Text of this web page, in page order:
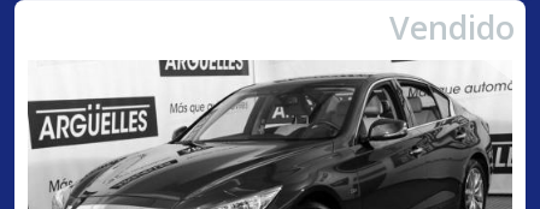
Vendido